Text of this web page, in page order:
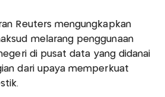
Reuters mengungkapkan
melarang penggunaan
di pusat data yang didanai
dari upaya memperkuat